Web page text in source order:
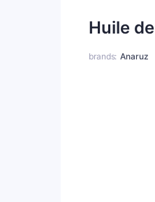
brands Anaruz